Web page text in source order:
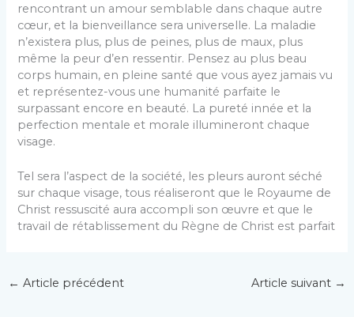
rencontrant un amour semblable dans chaque autre
cœur, et la bienveillance sera universelle. La maladie
n’existera plus, plus de peines, plus de maux, plus
même la peur d’en ressentir. Pensez au plus beau
corps humain, en pleine santé que vous ayez jamais vu
et représentez-vous une humanité parfaite le
surpassant encore en beauté. La pureté innée et la
perfection mentale et morale illumineront chaque
visage.
Tel sera l’aspect de la société, les pleurs auront séché
sur chaque visage, tous réaliseront que le Royaume de
Christ ressuscité aura accompli son œuvre et que le
travail de rétablissement du Règne de Christ est parfait
← Article précédent Article suivant →